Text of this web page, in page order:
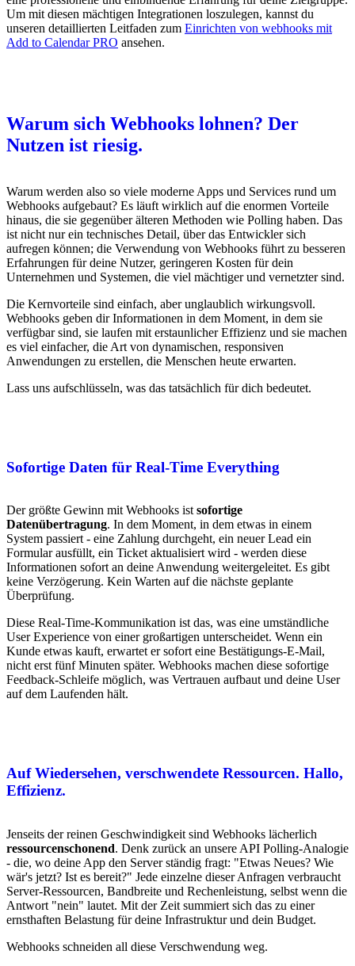
Um mit diesen mächtigen Integrationen loszulegen, kannst du
unseren detaillierten Leitfaden zum Einrichten von webhooks mit
Add to Calendar PRO ansehen.
Warum sich Webhooks lohnen? Der
Nutzen ist riesig.
Warum werden also so viele moderne Apps und Services rund um
Webhooks aufgebaut? Es läuft wirklich auf die enormen Vorteile
hinaus, die sie gegenüber älteren Methoden wie Polling haben. Das
ist nicht nur ein technisches Detail, über das Entwickler sich
aufregen können; die Verwendung von Webhooks führt zu besseren
Erfahrungen für deine Nutzer, geringeren Kosten für dein
Unternehmen und Systemen, die viel mächtiger und vernetzter sind.
Die Kernvorteile sind einfach, aber unglaublich wirkungsvoll.
Webhooks geben dir Informationen in dem Moment, in dem sie
verfügbar sind, sie laufen mit erstaunlicher Effizienz und sie machen
es viel einfacher, die Art von dynamischen, responsiven
Anwendungen zu erstellen, die Menschen heute erwarten.
Lass uns aufschlüsseln, was das tatsächlich für dich bedeutet.
Sofortige Daten für Real-Time Everything
Der größte Gewinn mit Webhooks ist sofortige
Datenübertragung. In dem Moment, in dem etwas in einem
System passiert - eine Zahlung durchgeht, ein neuer Lead ein
Formular ausfüllt, ein Ticket aktualisiert wird - werden diese
Informationen sofort an deine Anwendung weitergeleitet. Es gibt
keine Verzögerung. Kein Warten auf die nächste geplante
Überprüfung.
Diese Real-Time-Kommunikation ist das, was eine umständliche
User Experience von einer großartigen unterscheidet. Wenn ein
Kunde etwas kauft, erwartet er sofort eine Bestätigungs-E-Mail,
nicht erst fünf Minuten später. Webhooks machen diese sofortige
Feedback-Schleife möglich, was Vertrauen aufbaut und deine User
auf dem Laufenden hält.
Auf Wiedersehen, verschwendete Ressourcen. Hallo,
Effizienz.
Jenseits der reinen Geschwindigkeit sind Webhooks lächerlich
ressourcenschonend. Denk zurück an unsere API Polling-Analogie
- die, wo deine App den Server ständig fragt: "Etwas Neues? Wie
wär's jetzt? Ist es bereit?" Jede einzelne dieser Anfragen verbraucht
Server-Ressourcen, Bandbreite und Rechenleistung, selbst wenn die
Antwort "nein" lautet. Mit der Zeit summiert sich das zu einer
ernsthaften Belastung für deine Infrastruktur und dein Budget.
Webhooks schneiden all diese Verschwendung weg.